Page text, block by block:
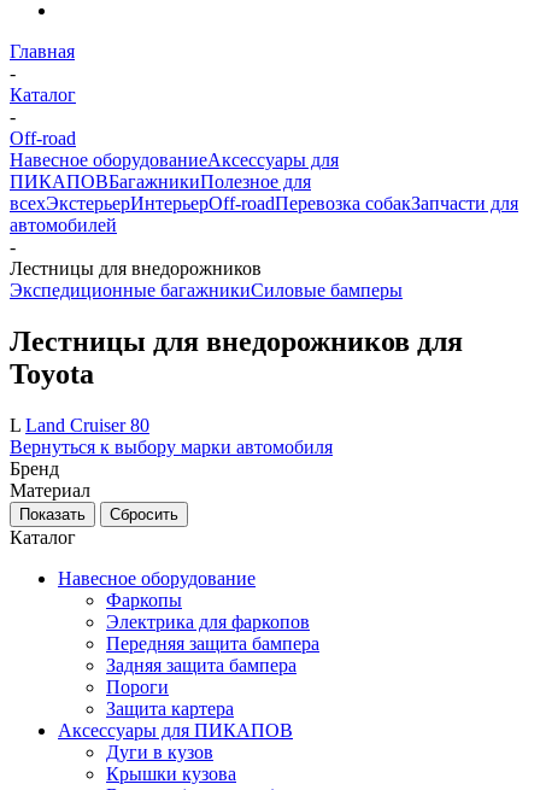
Главная
-
Каталог
-
Off-road
Навесное оборудованиеАксессуары для
ПИКАПОВБагажникиПолезное для
всехЭкстерьерИнтерьерOff-roadПеревозка собакЗапчасти для
автомобилей
-
Лестницы для внедорожников
Экспедиционные багажникиСиловые бамперы
Лестницы для внедорожников для
Toyota
L Land Cruiser 80
Вернуться к выбору марки автомобиля
Бренд
Материал
Каталог
Навесное оборудование
Фаркопы
Электрика для фаркопов
Передняя защита бампера
Задняя защита бампера
Пороги
Защита картера
Аксессуары для ПИКАПОВ
Дуги в кузов
Крышки кузова